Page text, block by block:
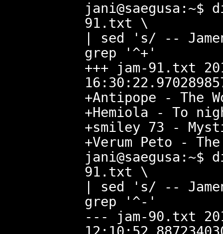
91.txt \
| sed 's/ --
grep '^+'
+++ jam-91.txt
+Antipope - The
+Hemiola - To
+smiley 73 -
+Verum Peto -
91.txt \
| sed 's/ --
grep '^-'
--- jam-90.txt